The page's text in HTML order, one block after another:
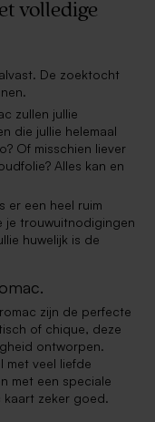
volledige
De zoektocht
zullen jullie
die jullie helemaal
Of misschien liever
Alles kan en
er een heel ruim
je trouwuitnodigingen
huwelijk is de
zijn de perfecte
of chique, deze
ontworpen.
met veel liefde
met een speciale
kaart zeker goed.